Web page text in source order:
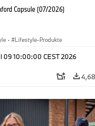
Capsule (07/2026)
· Lifestyle-Produkte
09 10:00:00 CEST 2026